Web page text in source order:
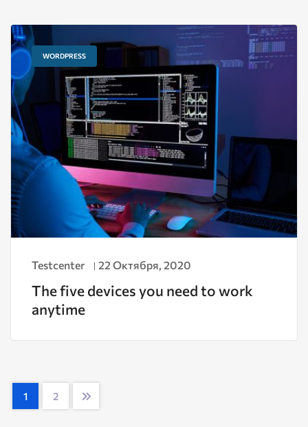
WORDPRESS
Testcenter 22 Октября, 2020
The five devices you need to work
anytime
1 2